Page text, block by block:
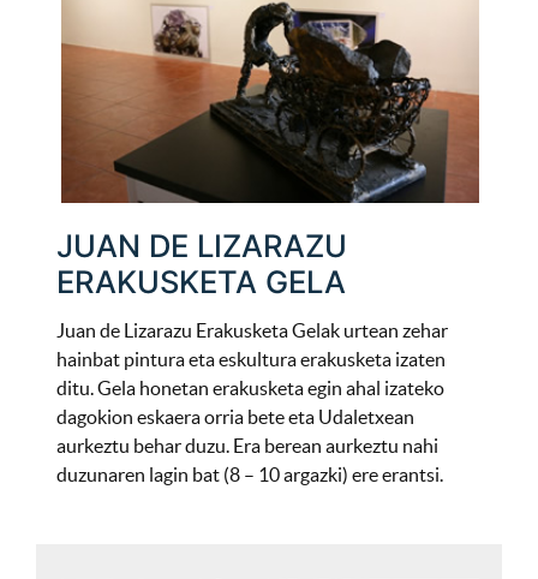
JUAN DE LIZARAZU
ERAKUSKETA GELA
Juan de Lizarazu Erakusketa Gelak urtean zehar
hainbat pintura eta eskultura erakusketa izaten
ditu. Gela honetan erakusketa egin ahal izateko
dagokion eskaera orria bete eta Udaletxean
aurkeztu behar duzu. Era berean aurkeztu nahi
duzunaren lagin bat (8 – 10 argazki) ere erantsi.